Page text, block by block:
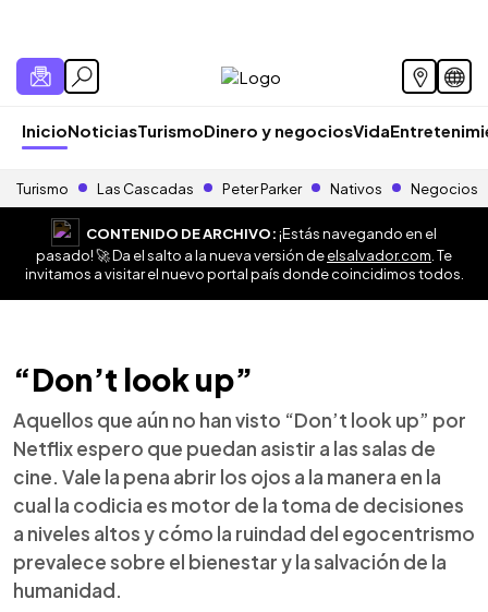
InicioNoticiasTurismoDinero y negociosVida
Turismo Las Cascadas Peter Parker Nativos Negocios
CONTENIDO DE ARCHIVO:¡Estás navegando en el
pasado! 🚀 Da el salto a la nueva versión deelsalvador.com . Te
invitamos a visitar el nuevo portal país donde coincidimos todos.
“Don’t look up”
Aquellos que aún no han visto “Don’t look up” por
Netflix espero que puedan asistir a las salas de
cine. Vale la pena abrir los ojos a la manera en la
cual la codicia es motor de la toma de decisiones
a niveles altos y cómo la ruindad del egocentrismo
prevalece sobre el bienestar y la salvación de la
humanidad.